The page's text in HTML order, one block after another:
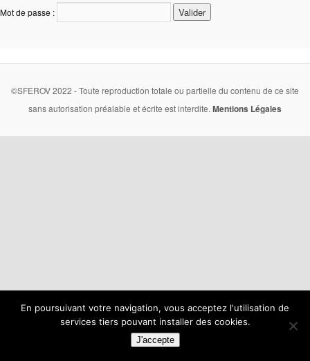
Mot de passe :
©SFEROV 2022 - Toute reproduction totale ou partielle du contenu de ce site
sans autorisation préalable et écrite est interdite. Mentions Légales
En poursuivant votre navigation, vous acceptez l'utilisation de
services tiers pouvant installer des cookies.
J'accepte